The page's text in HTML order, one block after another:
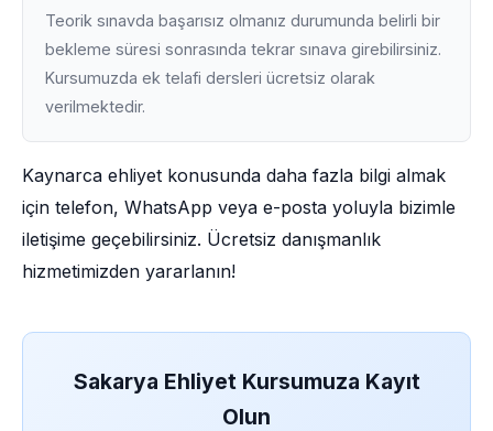
Teorik sınavda başarısız olmanız durumunda belirli bir
bekleme süresi sonrasında tekrar sınava girebilirsiniz.
Kursumuzda ek telafi dersleri ücretsiz olarak
verilmektedir.
Kaynarca ehliyet konusunda daha fazla bilgi almak
için telefon, WhatsApp veya e-posta yoluyla bizimle
iletişime geçebilirsiniz. Ücretsiz danışmanlık
hizmetimizden yararlanın!
Sakarya Ehliyet Kursumuza Kayıt
Olun